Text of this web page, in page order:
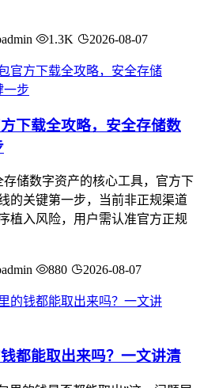
1.3K 2026-08-07
下载全攻略，安全存储数
存储数字资产的核心工具，官方下
的关键第一步，当前非正规渠道
植入风险，用户需认准官方正规
880 2026-08-07
都能取出来吗？一文讲清